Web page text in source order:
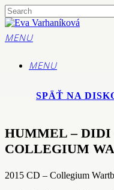
Skip
to
content
Close
Search
MENU
MENU
SPÄŤ NA
HUMMEL – DIDI
COLLEGIUM
2015 CD – Collegium